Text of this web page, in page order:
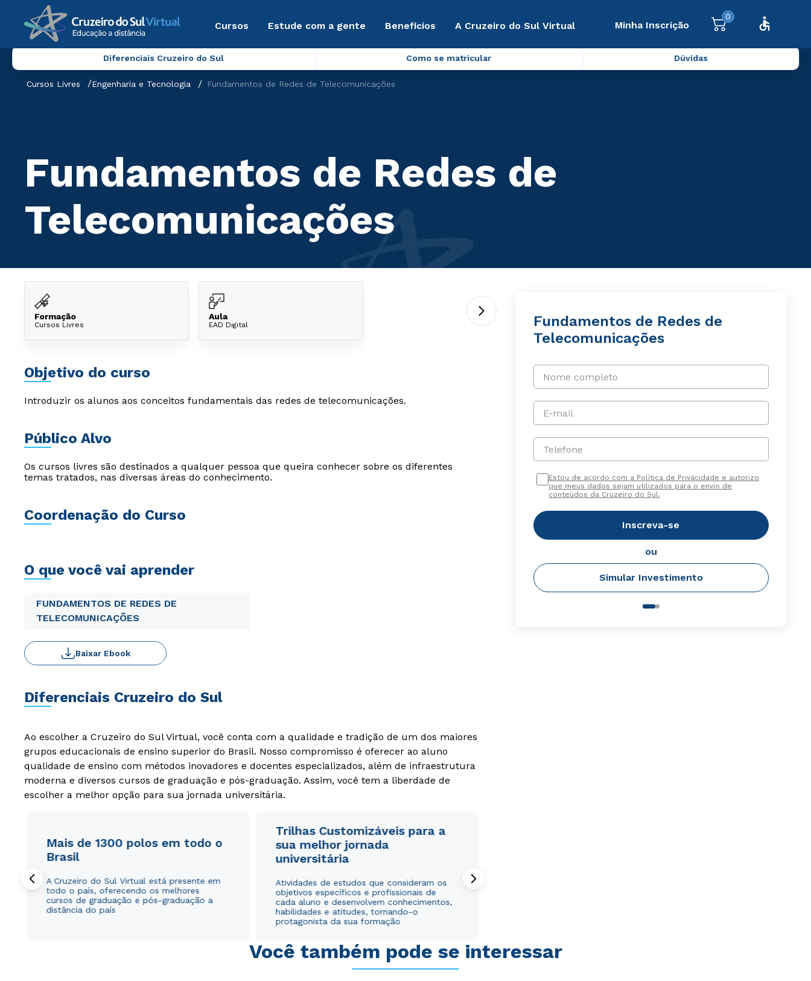
Cursos Estude com a gente Benefícios A Cruzeiro do Sul Virtual Minha Inscrição
0
Diferenciais Cruzeiro do Sul Como se matricular Dúvidas
Cursos Livres Engenharia e Tecnologia Fundamentos de Redes de Telecomunicações
Fundamentos de Redes de
Telecomunicações
Formação
Cursos Livres
Aula
EAD Digital
Objetivo do curso
Introduzir os alunos aos conceitos fundamentais das redes de telecomunicações.
Público Alvo
Os cursos livres são destinados a qualquer pessoa que queira conhecer sobre os diferentes
temas tratados, nas diversas áreas do conhecimento.
Coordenação do Curso
O que você vai aprender
FUNDAMENTOS DE REDES DE
TELECOMUNICAÇÕES
Baixar Ebook
Diferenciais Cruzeiro do Sul
Ao escolher a Cruzeiro do Sul Virtual, você conta com a qualidade e tradição de um dos maiores
grupos educacionais de ensino superior do Brasil. Nosso compromisso é oferecer ao aluno
qualidade de ensino com métodos inovadores e docentes especializados, além de infraestrutura
moderna e diversos cursos de graduação e pós-graduação. Assim, você tem a liberdade de
escolher a melhor opção para sua jornada universitária.
Mais de 1300 polos em todo o
Brasil
A Cruzeiro do Sul Virtual está presente em
todo o país, oferecendo os melhores
cursos de graduação e pós-graduação a
distância do país
Trilhas Customizáveis para a
sua melhor jornada
universitária
Atividades de estudos que consideram os
objetivos específicos e profissionais de
cada aluno e desenvolvem conhecimentos,
habilidades e atitudes, tornando-o
protagonista da sua formação
Fundamentos de Redes de
Telecomunicações
Nome completo
E-mail
Telefone
Estou de acordo com a Política de Privacidade e autorizo
que meus dados sejam utilizados para o envio de
conteúdos da Cruzeiro do Sul.
Inscreva-se
ou
Simular Investimento
Você também pode se interessar
ou
Estou de acordo com aPolítica de Privacidade.
envio de conteúdos da Cruzeiro do Sul.
ou
Estou de acordo com aPolítica de Privacidade.
envio de conteúdos da Cruzeiro do Sul.